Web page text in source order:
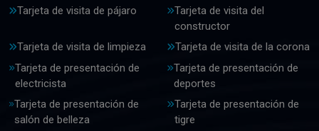
Tarjeta de visita de pájaro
Tarjeta de visita del
constructor
Tarjeta de visita de limpieza
Tarjeta de visita de la corona
Tarjeta de presentación de
electricista
Tarjeta de presentación de
deportes
Tarjeta de presentación de
salón de belleza
Tarjeta de presentación de
tigre